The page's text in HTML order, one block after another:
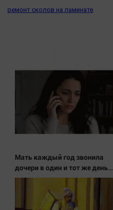
ремонт сколов на ламинате
Мать каждый год звонила
дочери в один и тот же день и
молчала — причина
раскрылась слишком
поздно: история одной семьи